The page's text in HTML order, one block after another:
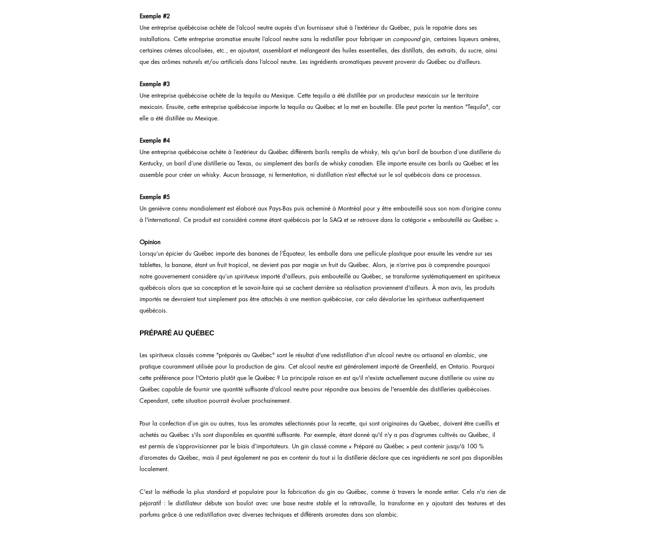
Exemple #2
Une entreprise québécoise achète de l’alcool neutre auprès d’un fournisseur situé à l’extérieur du Québec, puis le rapatrie dans ses
installations. Cette entreprise aromatise ensuite l’alcool neutre sans la redistiller pour fabriquer un compound gin, certaines liqueurs amères,
certaines crèmes alcoolisées, etc., en ajoutant, assemblant et mélangeant des huiles essentielles, des distillats, des extraits, du sucre, ainsi
que des arômes naturels et/ou artificiels dans l’alcool neutre. Les ingrédients aromatiques peuvent provenir du Québec ou d’ailleurs.
Exemple #3
Une entreprise québécoise achète de la tequila au Mexique. Cette tequila a été distillée par un producteur mexicain sur le territoire
mexicain. Ensuite, cette entreprise québécoise importe la tequila au Québec et la met en bouteille. Elle peut porter la mention "Tequila", car
elle a été distillée au Mexique.
Exemple #4
Une entreprise québécoise achète à l’extérieur du Québec différents barils remplis de whisky, tels qu'un baril de bourbon d’une distillerie du
Kentucky, un baril d’une distillerie au Texas, ou simplement des barils de whisky canadien. Elle importe ensuite ces barils au Québec et les
assemble pour créer un whisky. Aucun brassage, ni fermentation, ni distillation n’est effectué sur le sol québécois dans ce processus.
Exemple #5
Un genièvre connu mondialement est élaboré aux Pays-Bas puis acheminé à Montréal pour y être embouteillé sous son nom d’origine connu
à l'international. Ce produit est considéré comme étant québécois par la SAQ et se retrouve dans la catégorie « embouteillé au Québec ».
Opinion
Lorsqu’un épicier du Québec importe des bananes de l’Équateur, les emballe dans une pellicule plastique pour ensuite les vendre sur ses
tablettes, la banane, étant un fruit tropical, ne devient pas par magie un fruit du Québec. Alors, je n’arrive pas à comprendre pourquoi
notre gouvernement considère qu’un spiritueux importé d'ailleurs, puis embouteillé au Québec, se transforme systématiquement en spiritueux
québécois alors que sa conception et le savoir-faire qui se cachent derrière sa réalisation proviennent d'ailleurs. À mon avis, les produits
importés ne devraient tout simplement pas être attachés à une mention québécoise, car cela dévalorise les spiritueux authentiquement
québécois.
PRÉPARÉ AU QUÉBEC
Les spiritueux classés comme "préparés au Québec" sont le résultat d'une redistillation d'un alcool neutre ou artisanal en alambic, une
pratique couramment utilisée pour la production de gins. Cet alcool neutre est généralement importé de Greenfield, en Ontario. Pourquoi
cette préférence pour l'Ontario plutôt que le Québec ? La principale raison en est qu'il n'existe actuellement aucune distillerie ou usine au
Québec capable de fournir une quantité suffisante d'alcool neutre pour répondre aux besoins de l'ensemble des distilleries québécoises.
Cependant, cette situation pourrait évoluer prochainement.
Pour la confection d’un gin ou autres, tous les aromates sélectionnés pour la recette, qui sont originaires du Québec, doivent être cueillis et
achetés au Québec s'ils sont disponibles en quantité suffisante. Par exemple, étant donné qu'il n'y a pas d’agrumes cultivés au Québec, il
est permis de s’approvisionner par le biais d’importateurs. Un gin classé comme « Préparé au Québec » peut contenir jusqu'à 100 %
d’aromates du Québec, mais il peut également ne pas en contenir du tout si la distillerie déclare que ces ingrédients ne sont pas disponibles
localement.
C'est la méthode la plus standard et populaire pour la fabrication du gin au Québec, comme à travers le monde entier. Cela n'a rien de
péjoratif : le distillateur débute son boulot avec une base neutre stable et la retravaille, la transforme en y ajoutant des textures et des
parfums grâce à une redistillation avec diverses techniques et différents aromates dans son alambic.